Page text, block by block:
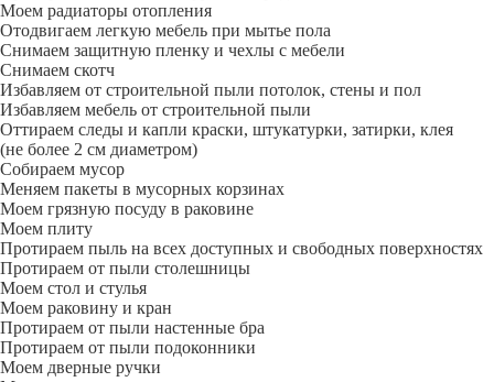
Моем радиаторы отопления
Отодвигаем легкую мебель при мытье пола
Снимаем защитную пленку и чехлы с мебели
Снимаем скотч
Избавляем от строительной пыли потолок, стены и пол
Избавляем мебель от строительной пыли
Оттираем следы и капли краски, штукатурки, затирки, клея
(не более 2 см диаметром)
Собираем мусор
Меняем пакеты в мусорных корзинах
Моем грязную посуду в раковине
Моем плиту
Протираем пыль на всех доступных и свободных поверхностях
Протираем от пыли столешницы
Моем стол и стулья
Моем раковину и кран
Протираем от пыли настенные бра
Протираем от пыли подоконники
Моем дверные ручки